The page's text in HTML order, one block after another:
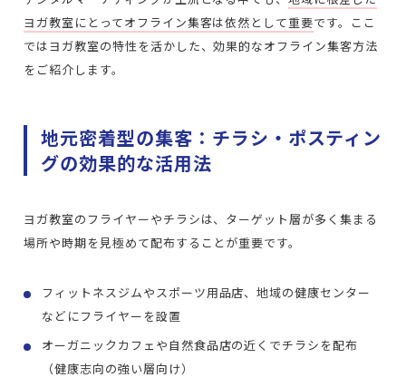
ヨガ教室にとってオフライン集客は依然として重要です。ここ
ではヨガ教室の特性を活かした、効果的なオフライン集客方法
をご紹介します。
地元密着型の集客：チラシ・ポスティン
グの効果的な活用法
ヨガ教室のフライヤーやチラシは、ターゲット層が多く集まる
場所や時期を見極めて配布することが重要です。
フィットネスジムやスポーツ用品店、地域の健康センター
などにフライヤーを設置
オーガニックカフェや自然食品店の近くでチラシを配布
（健康志向の強い層向け）